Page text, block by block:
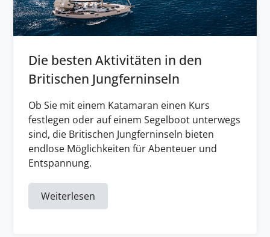
Die besten Aktivitäten in den
Britischen Jungferninseln
Ob Sie mit einem Katamaran einen Kurs
festlegen oder auf einem Segelboot unterwegs
sind, die Britischen Jungferninseln bieten
endlose Möglichkeiten für Abenteuer und
Entspannung.
Weiterlesen